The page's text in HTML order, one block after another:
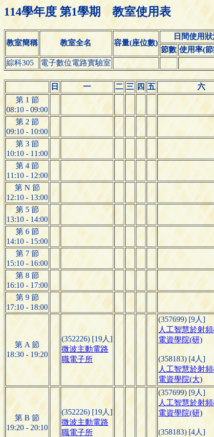
114學年度 第1學期 教室使用表
教室簡稱 教室全名 容量(座位數)
日間使用狀
節數 使用率(
綜科305
電子數位電路實驗室
日 一 二 三 四 五
六
第 1 節
08:10 - 09:00
第 2 節
09:10 - 10:00
第 3 節
10:10 - 11:00
第 4 節
11:10 - 12:00
第 N 節
12:10 - 13:00
第 5 節
13:10 - 14:00
第 6 節
14:10 - 15:00
第 7 節
15:10 - 16:00
第 8 節
16:10 - 17:00
第 9 節
17:10 - 18:00
第 A 節
18:30 - 19:20
(352226) [19人]
微波主動電路
職電子所
(357699) [9人]
人工智慧於射
電資學院(研)
(358183) [4人]
人工智慧於射
電資學院(大)
第 B 節
19:20 - 20:10
(352226) [19人]
微波主動電路
職電子所
(357699) [9人]
人工智慧於射
電資學院(研)
(358183) [4人]